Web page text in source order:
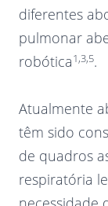
diferentes
pulmonar
robótica1,3,5.
Atualmente
têm sido
de quadros
respiratória